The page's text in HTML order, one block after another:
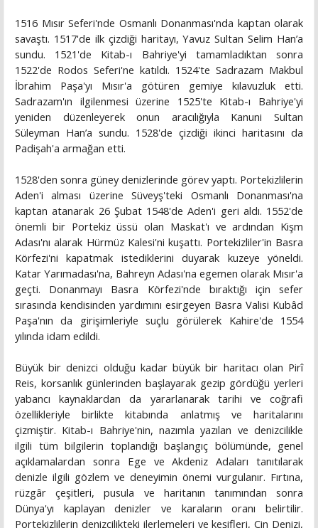
1516 Mısır Seferi'nde Osmanlı Donanması'nda kaptan olarak
savaştı. 1517'de ilk çizdiği haritayı, Yavuz Sultan Selim Han’a
sundu. 1521'de Kitab-ı Bahriye'yi tamamladıktan sonra
1522'de Rodos Seferi'ne katıldı. 1524'te Sadrazam Makbul
İbrahim Paşa'yı Mısır'a götüren gemiye kılavuzluk etti.
Sadrazam'ın ilgilenmesi üzerine 1525'te Kitab-ı Bahriye'yi
yeniden düzenleyerek onun aracılığıyla Kanuni Sultan
Süleyman Han’a sundu. 1528'de çizdiği ikinci haritasını da
Padişah'a armağan etti.
1528'den sonra güney denizlerinde görev yaptı. Portekizlilerin
Aden'i alması üzerine Süveyş'teki Osmanlı Donanması'na
kaptan atanarak 26 Şubat 1548'de Aden'i geri aldı. 1552'de
önemli bir Portekiz üssü olan Maskat'ı ve ardından Kişm
Adası'nı alarak Hürmüz Kalesi'ni kuşattı. Portekizliler'in Basra
Körfezi'ni kapatmak istediklerini duyarak kuzeye yöneldi.
Katar Yarımadası'na, Bahreyn Adası'na egemen olarak Mısır'a
geçti. Donanmayı Basra Körfezi'nde bıraktığı için sefer
sırasında kendisinden yardımını esirgeyen Basra Valisi Kubâd
Paşa'nın da girişimleriyle suçlu görülerek Kahire'de 1554
yılında idam edildi.
Büyük bir denizci olduğu kadar büyük bir haritacı olan Pirî
Reis, korsanlık günlerinden başlayarak gezip gördüğü yerleri
yabancı kaynaklardan da yararlanarak tarihi ve coğrafi
özellikleriyle birlikte kitabında anlatmış ve haritalarını
çizmiştir. Kitab-ı Bahriye'nin, nazımla yazılan ve denizcilikle
ilgili tüm bilgilerin toplandığı başlangıç bölümünde, genel
açıklamalardan sonra Ege ve Akdeniz Adaları tanıtılarak
denizle ilgili gözlem ve deneyimin önemi vurgulanır. Fırtına,
rüzgâr çeşitleri, pusula ve haritanın tanımından sonra
Dünya'yı kaplayan denizler ve karaların oranı belirtilir.
Portekizlilerin denizcilikteki ilerlemeleri ve keşifleri, Çin Denizi,